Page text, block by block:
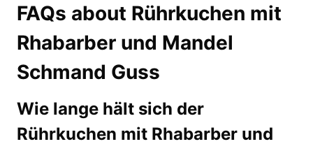
FAQs about Rührkuchen mit
Rhabarber und Mandel
Schmand Guss
Wie lange hält sich der
Rührkuchen mit Rhabarber und